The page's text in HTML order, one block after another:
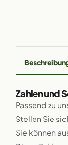
Zahlen und
Passend zu
Stellen Sie
Sie können